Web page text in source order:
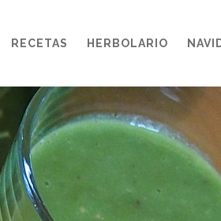
RECETAS HERBOLARIO